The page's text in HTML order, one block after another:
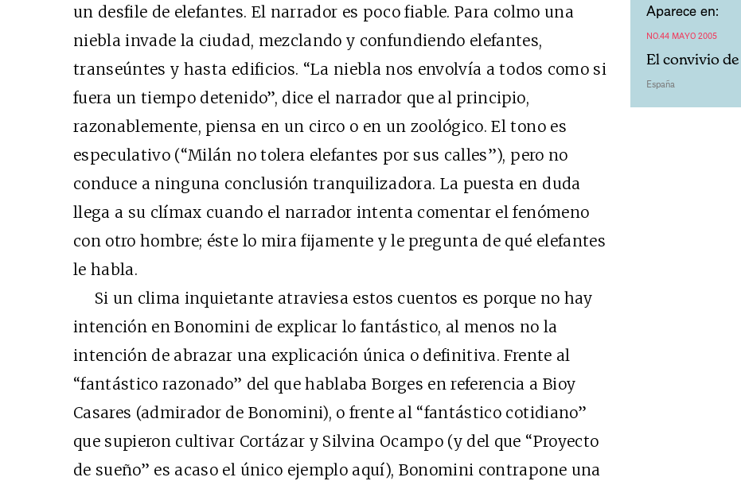
un desfile de elefantes. El narrador es poco fiable. Para colmo una
niebla invade la ciudad, mezclando y confundiendo elefantes,
transeúntes y hasta edificios. “La niebla nos envolvía a todos como si
fuera un tiempo detenido”, dice el narrador que al principio,
razonablemente, piensa en un circo o en un zoológico. El tono es
especulativo (“Milán no tolera elefantes por sus calles”), pero no
conduce a ninguna conclusión tranquilizadora. La puesta en duda
llega a su clímax cuando el narrador intenta comentar el fenómeno
con otro hombre; éste lo mira fijamente y le pregunta de qué elefantes
le habla.
Si un clima inquietante atraviesa estos cuentos es porque no hay
intención en Bonomini de explicar lo fantástico, al menos no la
intención de abrazar una explicación única o definitiva. Frente al
“fantástico razonado” del que hablaba Borges en referencia a Bioy
Casares (admirador de Bonomini), o frente al “fantástico cotidiano”
que supieron cultivar Cortázar y Silvina Ocampo (y del que “Proyecto
de sueño” es acaso el único ejemplo aquí), Bonomini contrapone una
Aparece en:
NO.44 MAYO 2005
El convivio
España